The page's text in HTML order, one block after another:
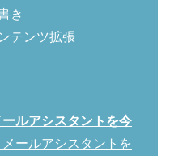
き
テンツ拡張
ルアシスタントを今
ールアシスタントを